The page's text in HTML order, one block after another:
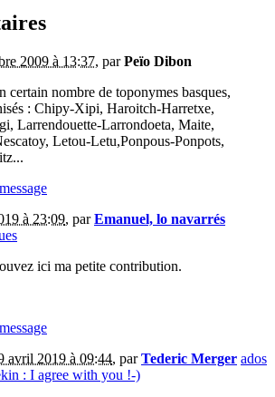
2009 à 13:37, parPeïo Dibon
certain nombre de toponymes basques,
: Chipy-Xipi, Haroitch-Harretxe,
Larrendouette-Larrondoeta, Maite,
Letou-Letu,Ponpous-Ponpots,
à 23:09, parEmanuel, lo navarrés
ici ma petite contribution.
avril 2019 à 09:44, parTederic Merger ados
: I agree with you !-)